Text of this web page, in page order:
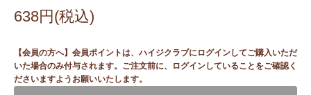
638円(税込)
【会員の方へ】会員ポイントは、ハイジクラブにログインしてご購入いただ
いた場合のみ付与されます。ご注文前に、ログインしていることをご確認く
ださいますようお願いいたします。